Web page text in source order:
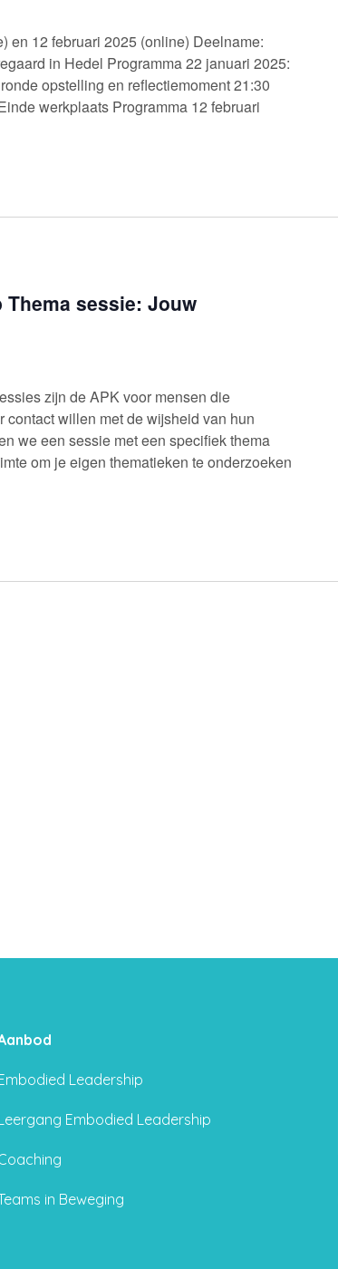
en 12 februari 2025 (online) Deelname:
in Hedel Programma 22 januari 2025:
opstelling en reflectiemoment 21:30
werkplaats Programma 12 februari
sessie: Jouw
zijn de APK voor mensen die
contact willen met de wijsheid van hun
we een sessie met een specifiek thema
om je eigen thematieken te onderzoeken
Leadership
Embodied Leadership
in Beweging